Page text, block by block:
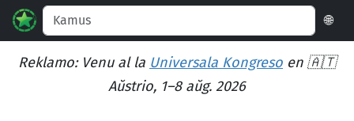
🌐
Reklamo: Venu al la Universala Kongreso en 🇦🇹
Aŭstrio, 1–8 aŭg. 2026